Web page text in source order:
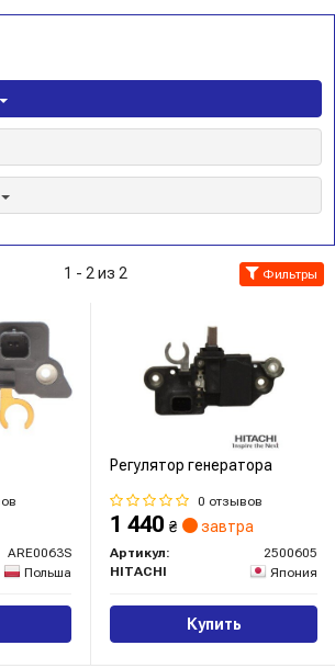
1 - 2 из 2 Фильтры
ARE0063S
Польша
Регулятор генератора
0 отзывов
1 440 ₴ завтра
Артикул:
2500605
HITACHI
Япония
Купить